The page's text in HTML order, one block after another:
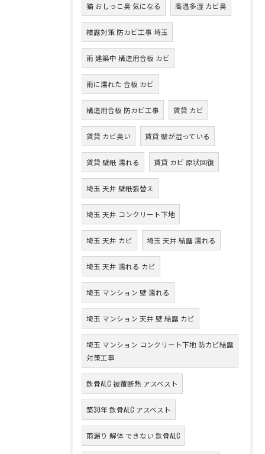
猫 おしっこ臭 気になる 高温多湿 カビ臭
結露対策 防カビ工事 埼玉
雨 建築中 構造用合板 カビ
雨に濡れた 合板 カビ
構造用合板 防カビ工事 賃貸 カビ
賃貸 カビ臭い 賃貸 壁が湿っている
賃貸 壁紙 濡れる 賃貸 カビ 原状回復
埼玉 天井 壁紙張替え
埼玉 天井 コンクリート下地
埼玉 天井 カビ 埼玉 天井 結露 濡れる
埼玉 天井 濡れる カビ
埼玉 マンション 壁 濡れる
埼玉 マンション 天井 壁 結露 カビ
埼玉 マンション コンクリート下地 防カビ結露
対策工事
鉄骨ALC 被覆断熱 アスベスト
築30年 鉄骨ALC アスベスト
雨漏り 解体 できない 鉄骨ALC